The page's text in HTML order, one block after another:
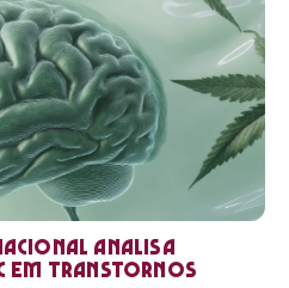
analisa
em transtornos